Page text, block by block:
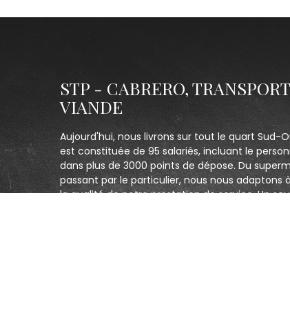
STP - CABRERO,
VIANDE
Aujourd'hui, nous livrons sur tout le quart Sud-
est constituée de 95 salariés, incluant le
dans plus de 3000 points de dépose. Du
passant par le particulier, nous nous adaptons
la qualité de notre prestation de service. Un